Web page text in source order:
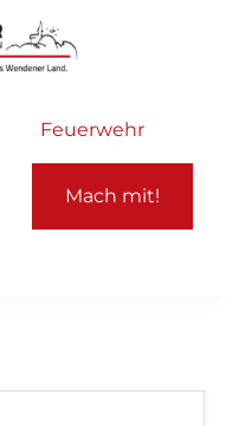
Feuerwehr
Mach mit!